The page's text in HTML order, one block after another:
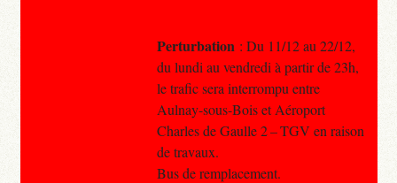
Perturbation : Du 11/12 au 22/12,
du lundi au vendredi à partir de 23h,
le trafic sera interrompu entre
Aulnay-sous-Bois et Aéroport
Charles de Gaulle 2 – TGV en raison
de travaux.
Bus de remplacement.